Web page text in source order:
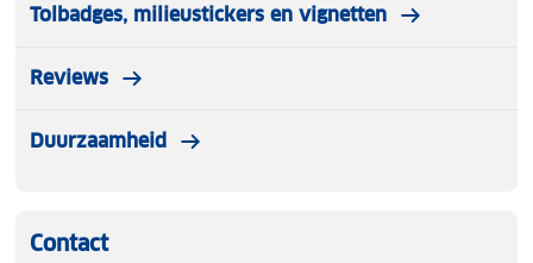
Tolbadges, milieustickers en vignetten
Reviews
Duurzaamheid
Contact